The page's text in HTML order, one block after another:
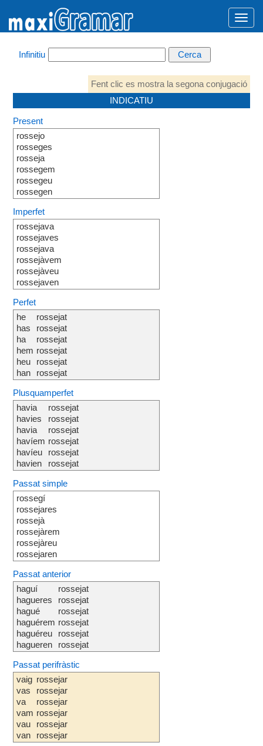
Infinitiu
Fent clic es mostra la segona conjugació
INDICATIU
Present
rossejo
rosseges
rosseja
rossegem
rossegeu
rossegen
Imperfet
rossejava
rossejaves
rossejava
rossejàvem
rossejàveu
rossejaven
Perfet
he
has
ha
hem
heu
han
rossejat
rossejat
rossejat
rossejat
rossejat
rossejat
Plusquamperfet
havia
havies
havia
havíem
havíeu
havien
rossejat
rossejat
rossejat
rossejat
rossejat
rossejat
Passat simple
rossegí
rossejares
rossejà
rossejàrem
rossejàreu
rossejaren
Passat anterior
haguí
hagueres
hagué
haguérem
haguéreu
hagueren
rossejat
rossejat
rossejat
rossejat
rossejat
rossejat
Passat perifràstic
vaig
vas
va
vam
vau
van
rossejar
rossejar
rossejar
rossejar
rossejar
rossejar